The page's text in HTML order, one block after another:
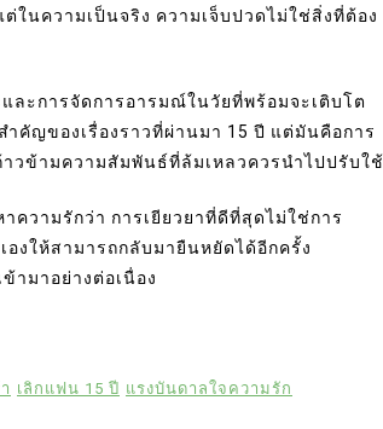
ต่ในความเป็นจริง ความเจ็บปวดไม่ใช่สิ่งที่ต้อง
ละการจัดการอารมณ์ในวัยที่พร้อมจะเติบโต
คัญของเรื่องราวที่ผ่านมา 15 ปี แต่มันคือการ
วข้ามความสัมพันธ์ที่ล้มเหลวควรนำไปปรับใช้
วามรักว่า การเยียวยาที่ดีที่สุดไม่ใช่การ
งให้สามารถกลับมายืนหยัดได้อีกครั้ง
ามาอย่างต่อเนื่อง
เลิกแฟน 15 ปี แรงบันดาลใจความรัก